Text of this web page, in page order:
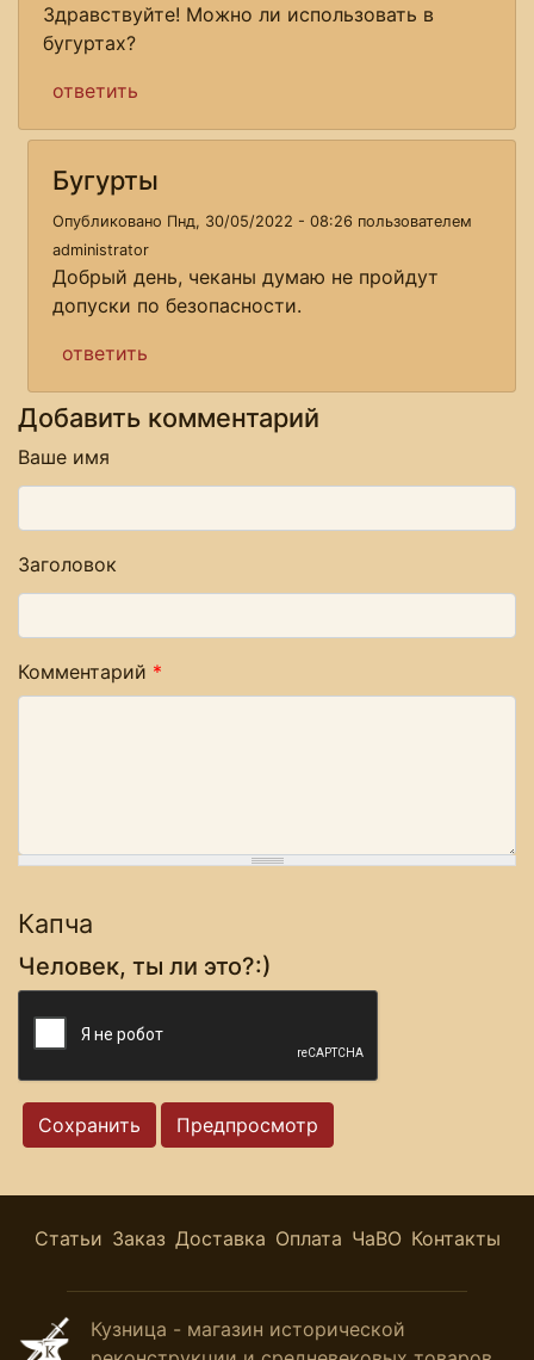
Здравствуйте! Можно ли использовать в
бугуртах?
ответить
Бугурты
Опубликовано Пнд, 30/05/2022 - 08:26 пользователем
administrator
Добрый день, чеканы думаю не пройдут
допуски по безопасности.
ответить
Добавить комментарий
Ваше имя
Заголовок
Комментарий *
Капча
Человек, ты ли это?:)
Статьи Заказ Доставка Оплата ЧаВО Контакты
Кузница - магазин исторической